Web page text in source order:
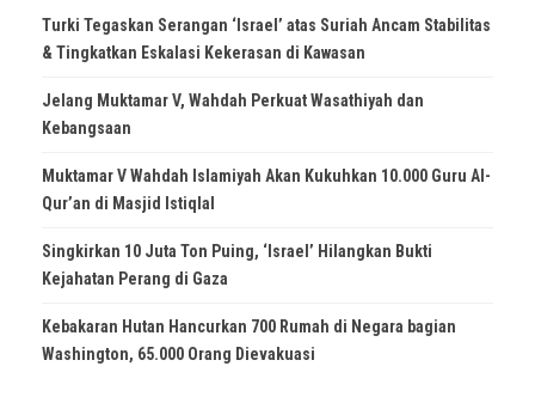
Turki Tegaskan Serangan ‘Israel’ atas Suriah Ancam Stabilitas
& Tingkatkan Eskalasi Kekerasan di Kawasan
Jelang Muktamar V, Wahdah Perkuat Wasathiyah dan
Kebangsaan
Muktamar V Wahdah Islamiyah Akan Kukuhkan 10.000 Guru Al-
Qur’an di Masjid Istiqlal
Singkirkan 10 Juta Ton Puing, ‘Israel’ Hilangkan Bukti
Kejahatan Perang di Gaza
Kebakaran Hutan Hancurkan 700 Rumah di Negara bagian
Washington, 65.000 Orang Dievakuasi